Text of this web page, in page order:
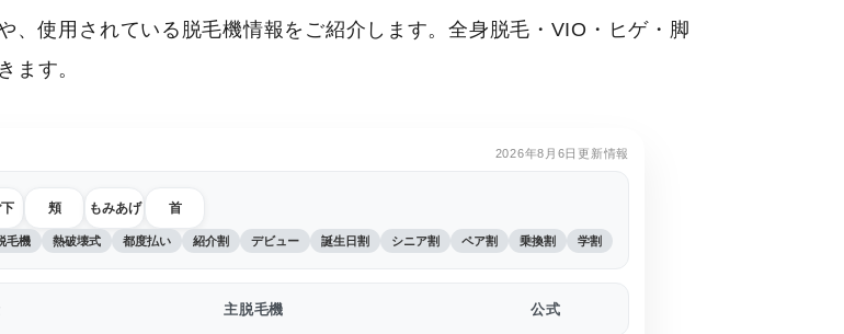
、使用されている脱毛機情報をご紹介します。全身脱毛・VIO・ヒゲ・脚
ます。
2026年8月6日更新情報
頬 もみあげ 首
毛機 熱破壊式 都度払い 紹介割 デビュー 誕生日割 シニア割 ペア割 乗換割 学割
主脱毛機 公式